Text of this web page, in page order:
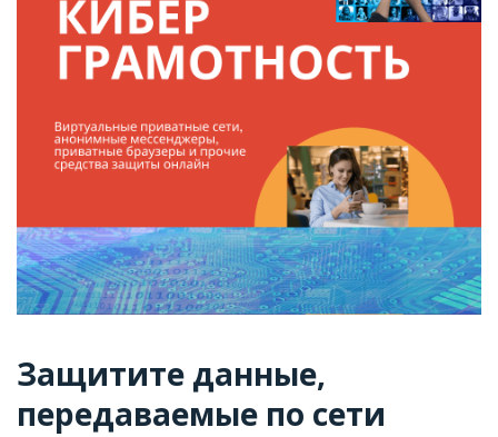
Защитите данные,
передаваемые по сети